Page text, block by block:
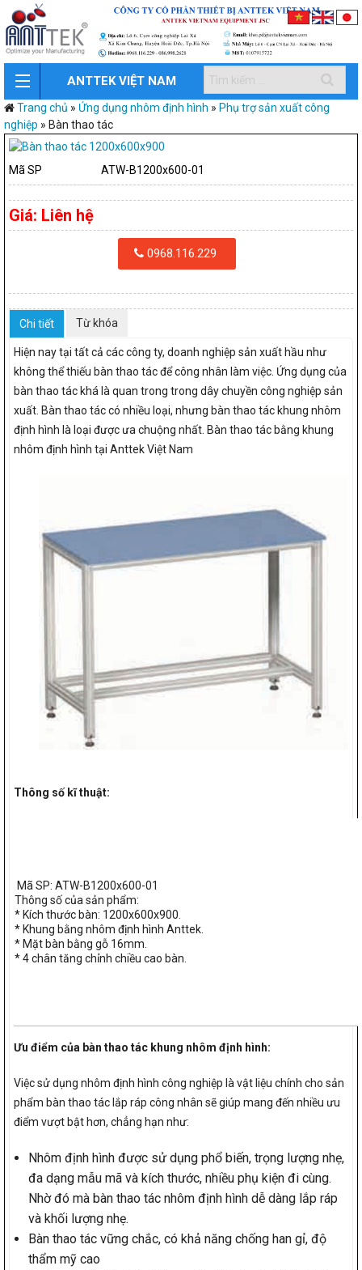
ANTTEK VIỆT NAM
Trang chủ » Ứng dụng nhôm định hình » Phụ trợ sản xuất công
nghiệp » Bàn thao tác
Mã SP ATW-B1200x600-01
Giá: Liên hệ
0968.116.229
Chi tiết Từ khóa
Hiện nay tại tất cả các công ty, doanh nghiệp sản xuất hầu như
không thể thiếu bàn thao tác để công nhân làm việc. Ứng dụng của
bàn thao tác khá là quan trong trong dây chuyền công nghiệp sản
xuất. Bàn thao tác có nhiều loại, nhưng bàn thao tác khung nhôm
định hình là loại được ưa chuộng nhất. Bàn thao tác bằng khung
nhôm định hình tại Anttek Việt Nam
Thông số kĩ thuật:
Mã SP: ATW-B1200x600-01
Thông số của sản phẩm:
* Kích thước bàn: 1200x600x900.
* Khung bằng nhôm định hình Anttek.
* Mặt bàn bằng gỗ 16mm.
* 4 chân tăng chỉnh chiều cao bàn.
Ưu điểm của bàn thao tác khung nhôm định hình:
Việc sử dụng nhôm định hình công nghiệp là vật liệu chính cho sản
phẩm bàn thao tác lắp ráp công nhân sẽ giúp mang đến nhiều ưu
điểm vượt bật hơn, chẳng hạn như:
Nhôm định hình được sử dụng phổ biến, trọng lượng nhẹ,
đa dạng mẫu mã và kích thước, nhiều phụ kiện đi cùng.
Nhờ đó mà bàn thao tác nhôm định hình dễ dàng lắp ráp
và khối lượng nhẹ.
Bàn thao tác vững chắc, có khả năng chống han gỉ, độ
thẩm mỹ cao